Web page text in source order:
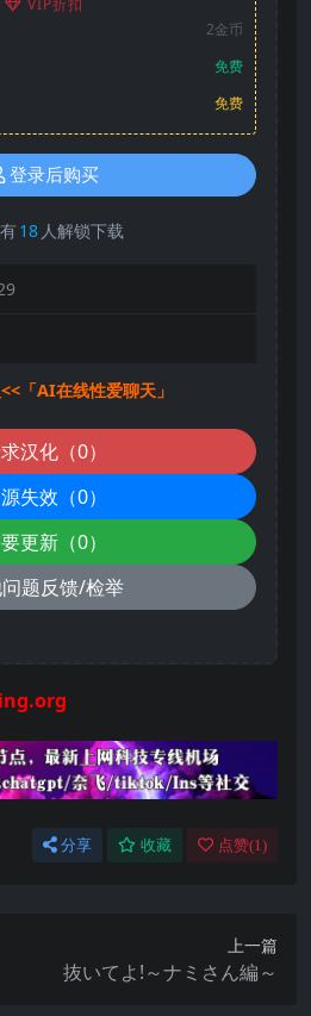
VIP折扣
2金币
免费
免费
登录后购买
18 人解锁下载
「AI在线性爱聊天」
汉化（0）
失效（0）
更新（0）
题反馈/检举
分享 收藏 点赞(1)
上一篇
抜いてよ!～ナミさん編～